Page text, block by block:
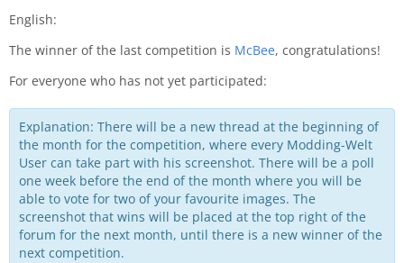
English:
The winner of the last competition is McBee, congratulations!
For everyone who has not yet participated:
Explanation: There will be a new thread at the beginning of
the month for the competition, where every Modding-Welt
User can take part with his screenshot. There will be a poll
one week before the end of the month where you will be
able to vote for two of your favourite images. The
screenshot that wins will be placed at the top right of the
forum for the next month, until there is a new winner of the
next competition.